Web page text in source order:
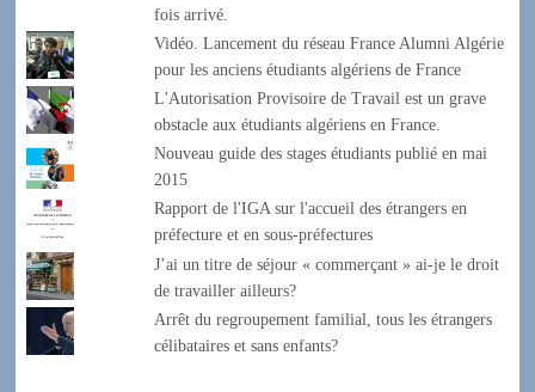
fois arrivé.
Vidéo. Lancement du réseau France Alumni Algérie
pour les anciens étudiants algériens de France
L'Autorisation Provisoire de Travail est un grave
obstacle aux étudiants algériens en France.
Nouveau guide des stages étudiants publié en mai
2015
Rapport de l'IGA sur l'accueil des étrangers en
préfecture et en sous-préfectures
J’ai un titre de séjour « commerçant » ai-je le droit
de travailler ailleurs?
Arrêt du regroupement familial, tous les étrangers
célibataires et sans enfants?